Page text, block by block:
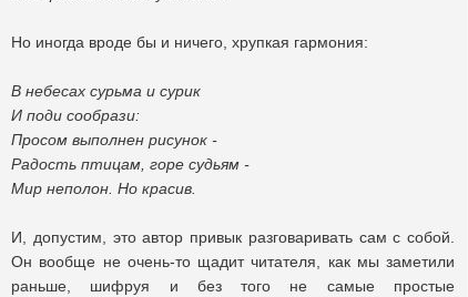
Но иногда вроде бы и ничего, хрупкая гармония:
В небесах сурьма и сурик
И поди сообрази:
Просом выполнен рисунок -
Радость птицам, горе судьям -
Мир неполон. Но красив.
И, допустим, это автор привык разговаривать сам с собой.
Он вообще не очень-то щадит читателя, как мы заметили
раньше, шифруя и без того не самые простые